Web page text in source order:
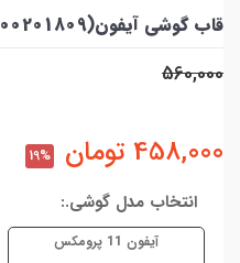
قاب گوشی آیفونstarlight Dots (00201809)(بدون آویز)
560,000
458,000 تومان 19%
انتخاب مدل گوشی.:
آیفون 11 پرومکس